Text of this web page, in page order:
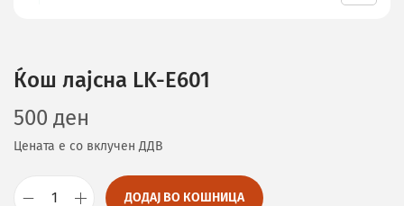
Ќош лајсна LK-E601
500 ден
Цената е со вклучен ДДВ
ДОДАЈ ВО КОШНИЦА